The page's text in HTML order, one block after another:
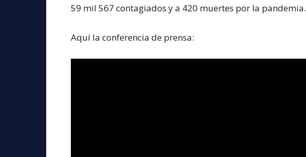
59 mil 567 contagiados y a 420 muertes por la pandemia.
Aquí la conferencia de prensa: